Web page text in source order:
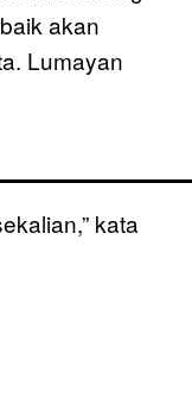
akan
Lumayan
kata